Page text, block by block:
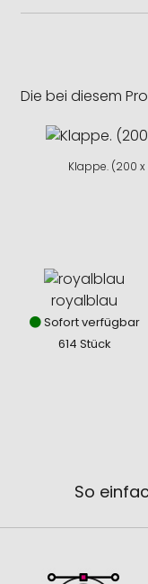
Die bei diesem
Klappe. (200
royalblau
Sofort verfügbar
614 Stück
So